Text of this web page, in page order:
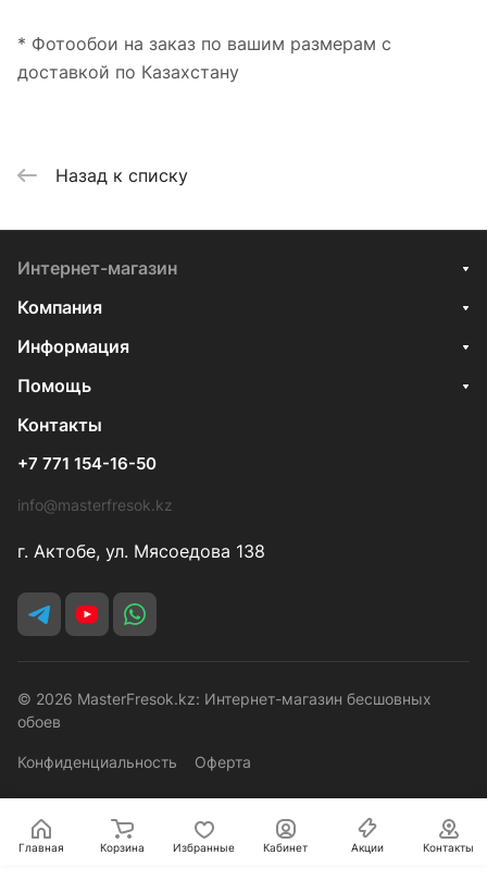
* Фотообои на заказ по вашим размерам с
доставкой по Казахстану
Назад к списку
Интернет-магазин
Компания
Информация
Помощь
Контакты
+7 771 154-16-50
info@masterfresok.kz
г. Актобе, ул. Мясоедова 138
© 2026 MasterFresok.kz: Интернет-магазин бесшовных
обоев
Конфиденциальность Оферта
Главная Корзина Избранные Кабинет Акции Контакты